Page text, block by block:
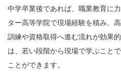
中学卒業後であれば、職業教育に
ター高等学院で現場経験を積み、
訓練や資格取得へ進む流れが効果
は、若い段階から現場で学ぶこと
ことができます。